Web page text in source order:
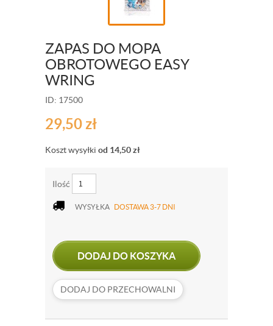
ZAPAS DO MOPA
OBROTOWEGO EASY
WRING
ID: 17500
29,50zł
Koszt wysyłki od 14,50zł
Ilość
WYSYŁKA DOSTAWA 3-7 DNI
DODAJ DO KOSZYKA
DODAJ DO PRZECHOWALNI